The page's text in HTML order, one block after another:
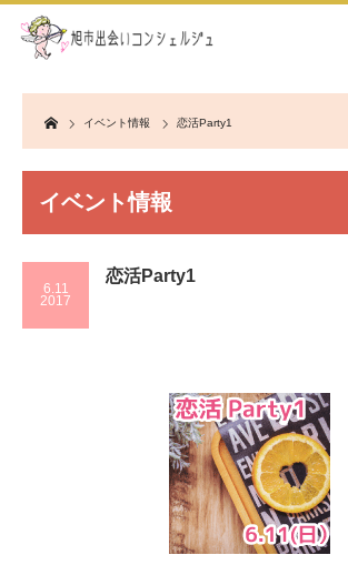
Home
イベント情報 恋活Party1
イベント情報
6.11
2017
恋活Party1